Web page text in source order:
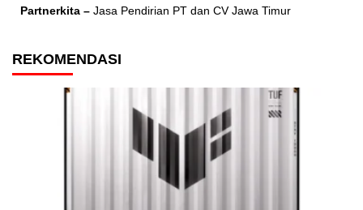
Partnerkita – Jasa Pendirian PT dan CV Jawa Timur
REKOMENDASI